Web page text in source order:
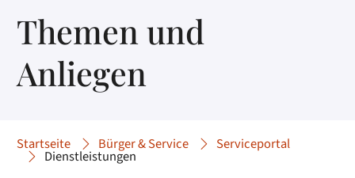
Themen und
Anliegen
Startseite Bürger & Service Serviceportal
Dienstleistungen